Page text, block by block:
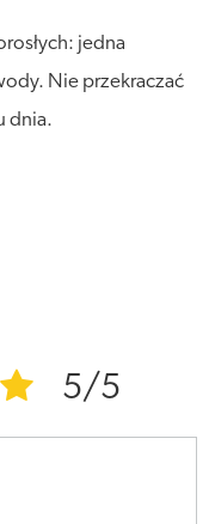
jedna
Nie przekraczać
dnia.
5/5